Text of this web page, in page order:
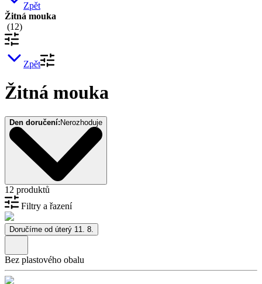
Zpět
Žitná mouka
(12)
Zpět
Žitná mouka
Den doručení: Nerozhoduje
12 produktů
Filtry a řazení
Doručíme od úterý 11. 8.
Bez plastového obalu